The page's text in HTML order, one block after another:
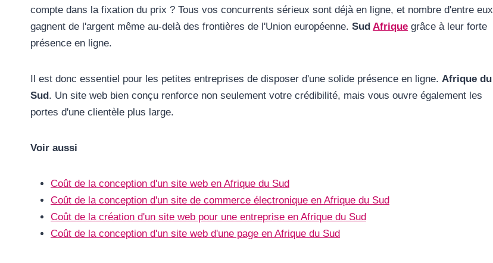
compte dans la fixation du prix ? Tous vos concurrents sérieux sont déjà en ligne, et nombre d'entre eux
gagnent de l'argent même au-delà des frontières de l'Union européenne. Sud Afrique grâce à leur forte
présence en ligne.
Il est donc essentiel pour les petites entreprises de disposer d'une solide présence en ligne. Afrique du
Sud. Un site web bien conçu renforce non seulement votre crédibilité, mais vous ouvre également les
portes d'une clientèle plus large.
Voir aussi
Coût de la conception d'un site web en Afrique du Sud
Coût de la conception d'un site de commerce électronique en Afrique du Sud
Coût de la création d'un site web pour une entreprise en Afrique du Sud
Coût de la conception d'un site web d'une page en Afrique du Sud